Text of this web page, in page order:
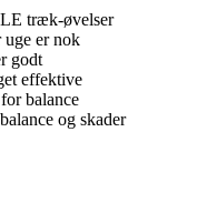
træk-øvelser
er nok
godt
effektive
balance
og skader